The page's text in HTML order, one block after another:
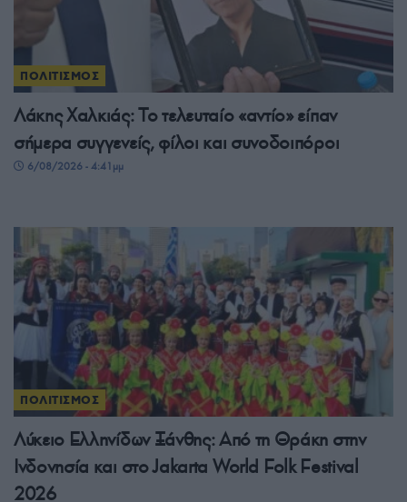
ΠΟΛΙΤΙΣΜΟΣ
Λάκης Χαλκιάς: Το τελευταίο «αντίο» είπαν
σήμερα συγγενείς, φίλοι και συνοδοιπόροι
6/08/2026 - 4:41μμ
ΠΟΛΙΤΙΣΜΟΣ
Λύκειο Ελληνίδων Ξάνθης: Από τη Θράκη στην
Ινδονησία και στο Jakarta World Folk Festival
2026